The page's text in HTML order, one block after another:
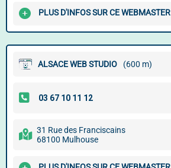
PLUS D'INFOS SUR CE WEBMASTER
ALSACE WEB STUDIO (600 m)
31 Rue des Franciscains
68100 Mulhouse